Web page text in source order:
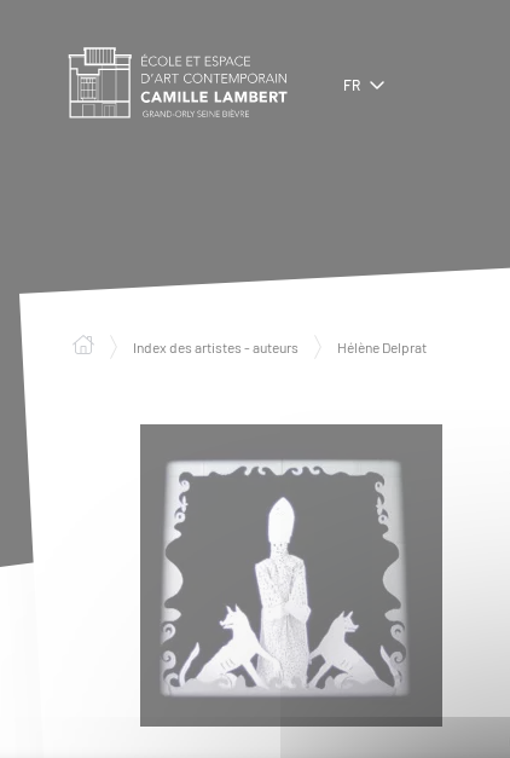
FR
Index des artistes - auteurs Hélène Delprat